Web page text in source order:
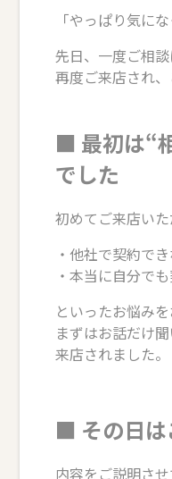
「やっぱり気に
先日、一度ご相
再度ご来店され、
■ 最初は“
でした
初めてご来店いた
・他社で契約で
・本当に自分で
といったお悩みを
まずはお話だけ
来店されました。
■ その日は
内容をご説明させ